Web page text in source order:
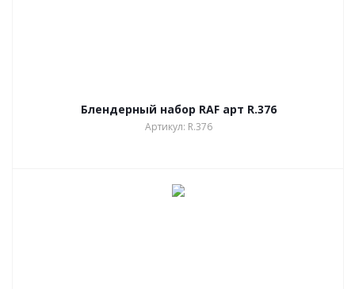
Блендерный набор RAF арт R.376
Артикул: R.376